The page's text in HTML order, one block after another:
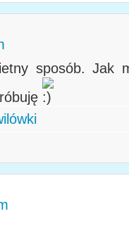
sposób. Jak